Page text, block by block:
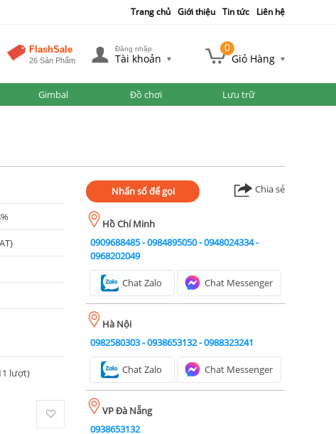
Trang chủ Giới thiệu Tin tức Liên hệ
FlashSale
26 Sản Phẩm
Đăng nhập
Tài khoản
0
Giỏ Hàng
Gimbal Đồ chơi Lưu trữ
lượt)
Nhấn số để gọi Chia sẻ
Hồ Chí Minh
0909688485-0984895050-0948024334-
0968202049
Chat Zalo Chat Messenger
Hà Nội
0982580303-0938653132-0988323241
Chat Zalo Chat Messenger
VP Đà Nẵng
0938653132